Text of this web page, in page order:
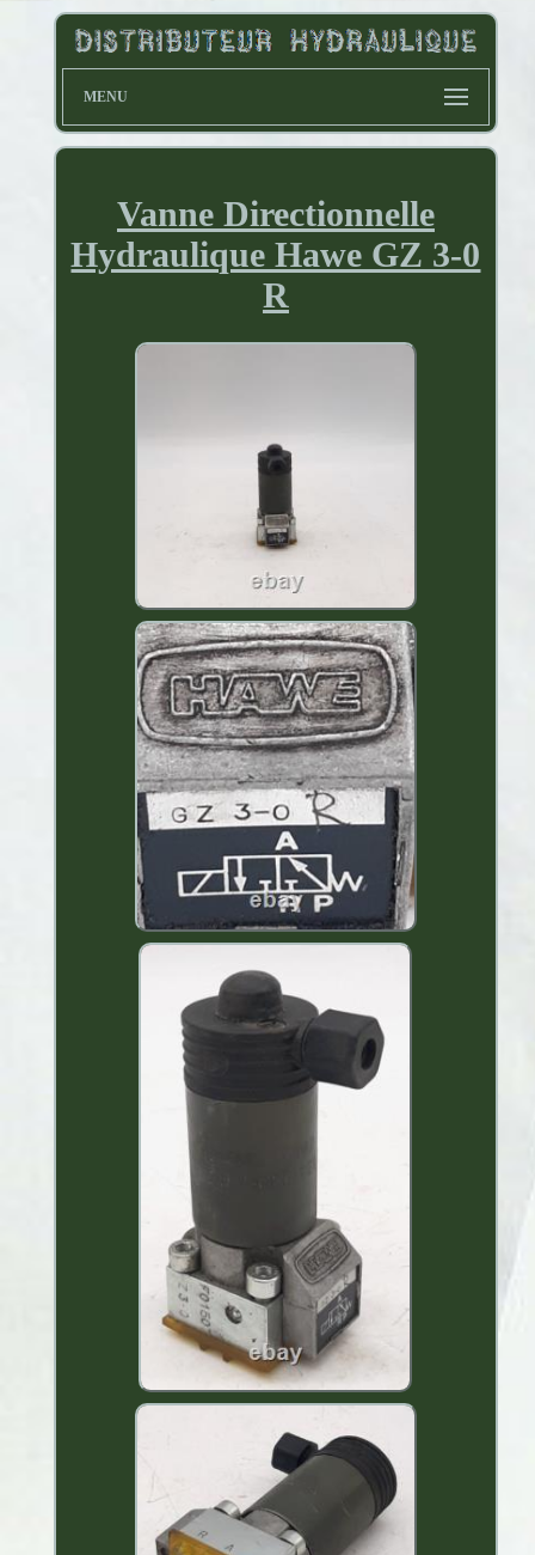
MENU
Vanne Directionnelle
Hydraulique Hawe GZ 3-0
R